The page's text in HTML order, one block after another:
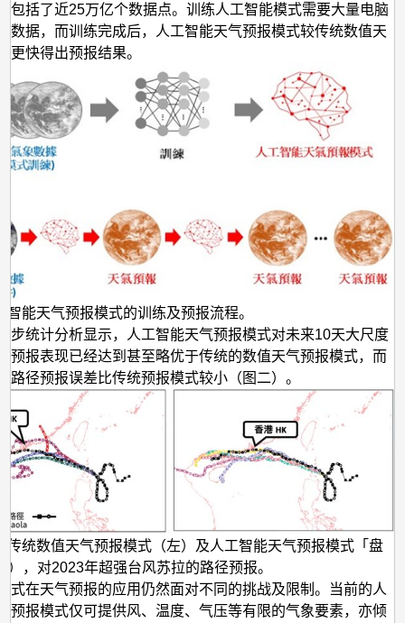
包括了近25万亿个数据点。训练人工智能模式需要大量电脑
数据，而训练完成后，人工智能天气预报模式较传统数值天
更快得出预报结果。
能天气预报模式的训练及预报流程。
步统计分析显示，人工智能天气预报模式对未来10天大尺度
预报表现已经达到甚至略优于传统的数值天气预报模式，而
路径预报误差比传统预报模式较小（图二）。
统数值天气预报模式（左）及人工智能天气预报模式「盘
），对2023年超强台风苏拉的路径预报。
式在天气预报的应用仍然面对不同的挑战及限制。当前的人
预报模式仅可提供风、温度、气压等有限的气象要素，亦倾